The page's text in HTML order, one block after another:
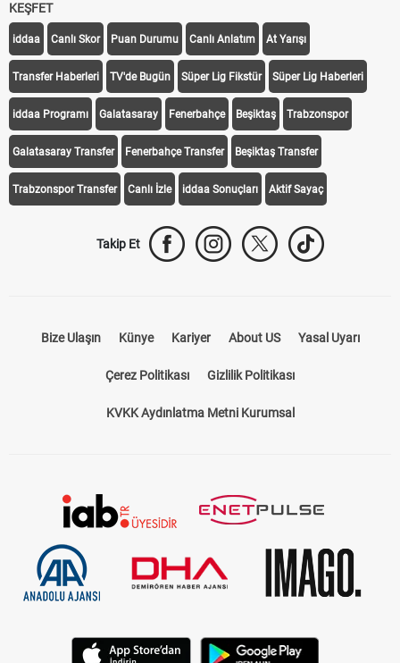
KEŞFET
iddaa Canlı Skor Puan Durumu Canlı Anlatım At Yarışı
Transfer Haberleri TV'de Bugün Süper Lig Fikstür Süper Lig Haberleri
iddaa Programı Galatasaray Fenerbahçe Beşiktaş Trabzonspor
Galatasaray Transfer Fenerbahçe Transfer Beşiktaş Transfer
Trabzonspor Transfer Canlı İzle iddaa Sonuçları Aktif Sayaç
Takip Et
Bize Ulaşın Künye Kariyer About US Yasal Uyarı
Çerez Politikası Gizlilik Politikası
KVKK Aydınlatma Metni Kurumsal